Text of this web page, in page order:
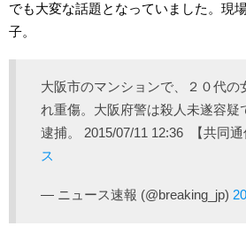
でも大変な話題となっていました。現
子。
大阪市のマンションで、２０代の
れ重傷。大阪府警は殺人未遂容疑
逮捕。 2015/07/11 12:36 【共同通
ス
— ニュース速報 (@breaking_jp)